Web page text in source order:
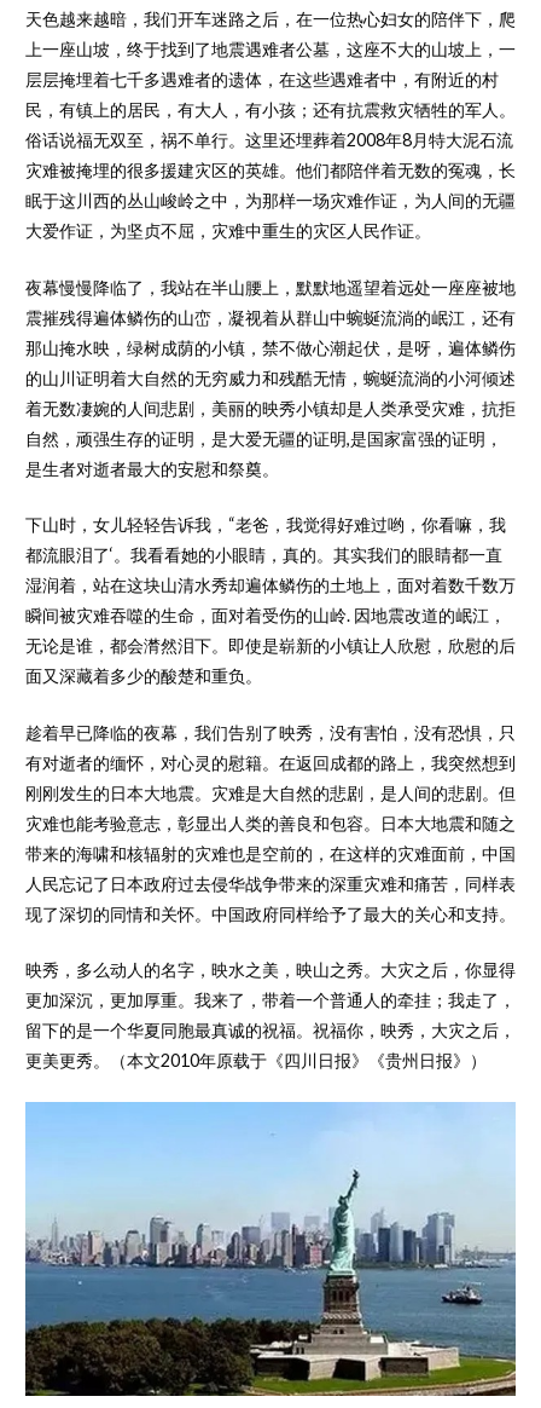
天色越来越暗，我们开车迷路之后，在一位热心妇女的陪伴下，爬
上一座山坡，终于找到了地震遇难者公墓，这座不大的山坡上，一
层层掩埋着七千多遇难者的遗体，在这些遇难者中，有附近的村
民，有镇上的居民，有大人，有小孩；还有抗震救灾牺牲的军人。
俗话说福无双至，祸不单行。这里还埋葬着2008年8月特大泥石流
灾难被掩埋的很多援建灾区的英雄。他们都陪伴着无数的冤魂，长
眠于这川西的丛山峻岭之中，为那样一场灾难作证，为人间的无疆
大爱作证，为坚贞不屈，灾难中重生的灾区人民作证。
夜幕慢慢降临了，我站在半山腰上，默默地遥望着远处一座座被地
震摧残得遍体鳞伤的山峦，凝视着从群山中蜿蜒流淌的岷江，还有
那山掩水映，绿树成荫的小镇，禁不做心潮起伏，是呀，遍体鳞伤
的山川证明着大自然的无穷威力和残酷无情，蜿蜒流淌的小河倾述
着无数凄婉的人间悲剧，美丽的映秀小镇却是人类承受灾难，抗拒
自然，顽强生存的证明，是大爱无疆的证明,是国家富强的证明，
是生者对逝者最大的安慰和祭奠。
下山时，女儿轻轻告诉我，“老爸，我觉得好难过哟，你看嘛，我
都流眼泪了‘。我看看她的小眼睛，真的。其实我们的眼睛都一直
湿润着，站在这块山清水秀却遍体鳞伤的土地上，面对着数千数万
瞬间被灾难吞噬的生命，面对着受伤的山岭. 因地震改道的岷江，
无论是谁，都会潸然泪下。即使是崭新的小镇让人欣慰，欣慰的后
面又深藏着多少的酸楚和重负。
趁着早已降临的夜幕，我们告别了映秀，没有害怕，没有恐惧，只
有对逝者的缅怀，对心灵的慰籍。在返回成都的路上，我突然想到
刚刚发生的日本大地震。灾难是大自然的悲剧，是人间的悲剧。但
灾难也能考验意志，彰显出人类的善良和包容。日本大地震和随之
带来的海啸和核辐射的灾难也是空前的，在这样的灾难面前，中国
人民忘记了日本政府过去侵华战争带来的深重灾难和痛苦，同样表
现了深切的同情和关怀。中国政府同样给予了最大的关心和支持。
映秀，多么动人的名字，映水之美，映山之秀。大灾之后，你显得
更加深沉，更加厚重。我来了，带着一个普通人的牵挂；我走了，
留下的是一个华夏同胞最真诚的祝福。祝福你，映秀，大灾之后，
更美更秀。（本文2010年原载于《四川日报》《贵州日报》）